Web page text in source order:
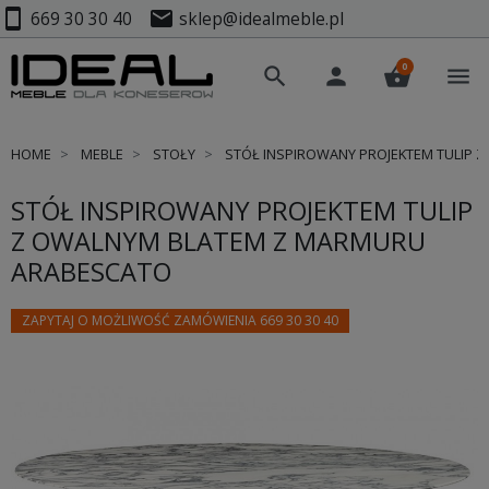
smartphone 669 30 30 40 mail sklep@idealmeble.pl
search person shopping_basket
0 menu
HOME MEBLE STOŁY STÓŁ INSPIROWANY PROJEKTEM TULIP
STÓŁ INSPIROWANY PROJEKTEM TULIP
Z OWALNYM BLATEM Z MARMURU
ARABESCATO
ZAPYTAJ O MOŻLIWOŚĆ ZAMÓWIENIA 669 30 30 40